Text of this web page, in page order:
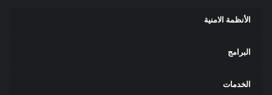
الأنظمة الامنية
البرامج
الخدمات